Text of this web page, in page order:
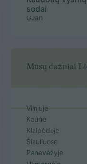
sodai
GJan
Mūsų dažniai
Vilniuje
Kaune
Klaipėdoje
Šiauliuose
Panevėžyje